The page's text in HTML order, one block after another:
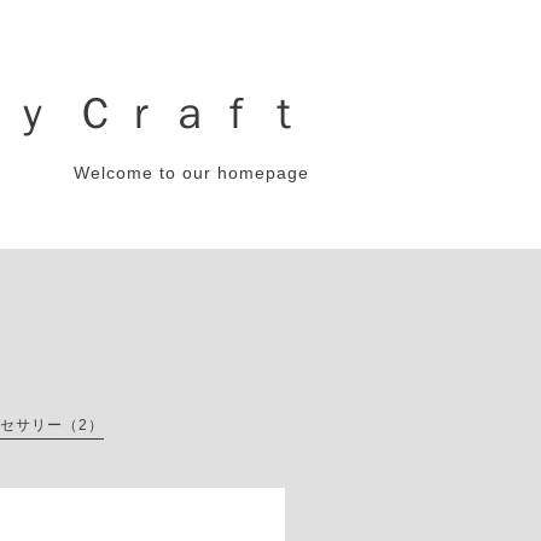
Ｃｒａｆｔ
Welcome to our homepage
サリー（2）